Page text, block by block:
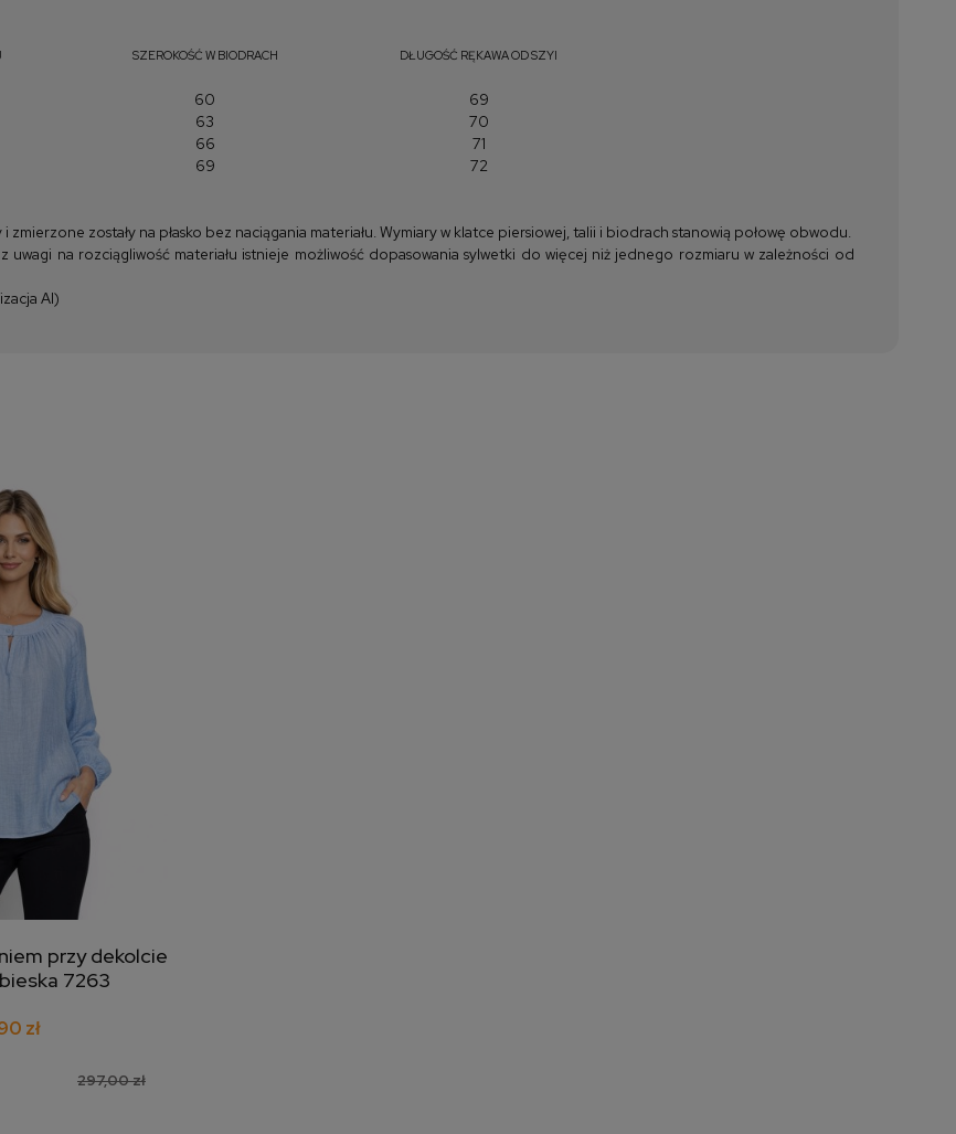
SZEROKOŚĆ W BIODRACH DŁUGOŚĆ RĘKAWA OD SZYI
60
69
63
70
66
71
69 72
zostały na płasko bez naciągania materiału. Wymiary w klatce piersiowej, talii i biodrach stanowią połowę obwodu.
na rozciągliwość materiału istnieje możliwość dopasowania sylwetki do więcej niż jednego rozmiaru w zależności od
AI)
przy dekolcie
7263
297,00 zł
zł